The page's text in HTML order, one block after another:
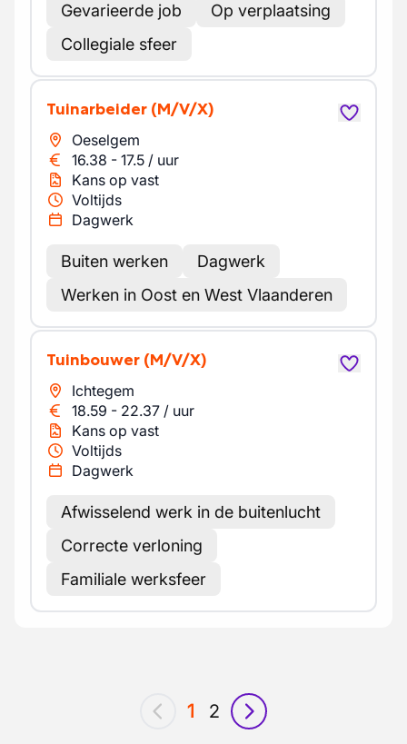
Gevarieerde job
Op verplaatsing
Collegiale sfeer
Tuinarbeider (M/V/X)
Oeselgem
16.38 - 17.5 / uur
Kans op vast
Voltijds
Dagwerk
Buiten werken
Dagwerk
Werken in Oost en West Vlaanderen
Tuinbouwer (M/V/X)
Ichtegem
18.59 - 22.37 / uur
Kans op vast
Voltijds
Dagwerk
Afwisselend werk in de buitenlucht
Correcte verloning
Familiale werksfeer
vorig
1 2
volgende